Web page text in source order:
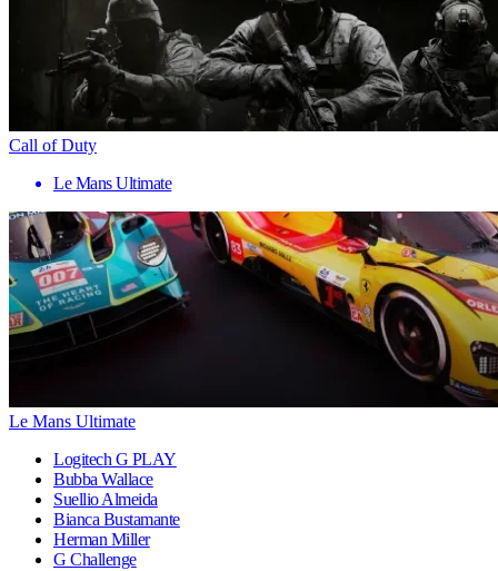
Call of Duty
Le Mans Ultimate
Le Mans Ultimate
Logitech G PLAY
Bubba Wallace
Suellio Almeida
Bianca Bustamante
Herman Miller
G Challenge